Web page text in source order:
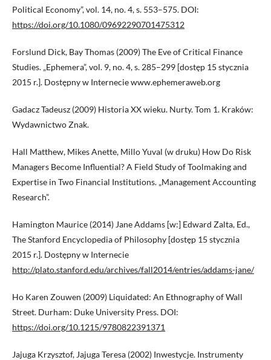
Political Economy”, vol. 14, no. 4, s. 553–575. DOI:
https://doi.org/10.1080/09692290701475312
Forslund Dick, Bay Thomas (2009) The Eve of Critical Finance
Studies. „Ephemera”, vol. 9, no. 4, s. 285–299 [dostęp 15 stycznia
2015 r.]. Dostępny w Internecie www.ephemeraweb.org
Gadacz Tadeusz (2009) Historia XX wieku. Nurty. Tom 1. Kraków:
Wydawnictwo Znak.
Hall Matthew, Mikes Anette, Millo Yuval (w druku) How Do Risk
Managers Become Influential? A Field Study of Toolmaking and
Expertise in Two Financial Institutions. „Management Accounting
Research”.
Hamington Maurice (2014) Jane Addams [w:] Edward Zalta, Ed.,
The Stanford Encyclopedia of Philosophy [dostęp 15 stycznia
2015 r.]. Dostępny w Internecie
http://plato.stanford.edu/archives/fall2014/entries/addams-jane/
Ho Karen Zouwen (2009) Liquidated: An Ethnography of Wall
Street. Durham: Duke University Press. DOI:
https://doi.org/10.1215/9780822391371
Jajuga Krzysztof, Jajuga Teresa (2002) Inwestycje. Instrumenty